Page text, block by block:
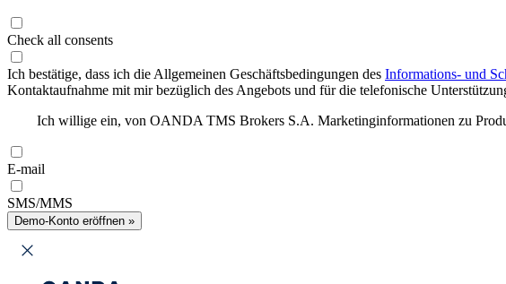
Check all consents
Ich bestätige, dass ich die Allgemeinen Geschäftsbedingungen des Informations- und
Kontaktaufnahme mit mir bezüglich des Angebots und für die telefonische
Ich willige ein, von OANDA TMS Brokers S.A. Marketinginformationen zu
E-mail
SMS/MMS
Demo-Konto eröffnen »